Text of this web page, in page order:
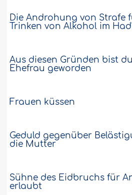
Die Androhung von Strafe
Trinken von Alkohol im
Aus diesen Gründen bist
Ehefrau geworden
Frauen küssen
Geduld gegenüber
die Mutter
Sühne des Eidbruchs für
erlaubt